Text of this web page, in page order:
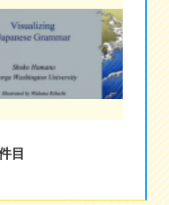
目